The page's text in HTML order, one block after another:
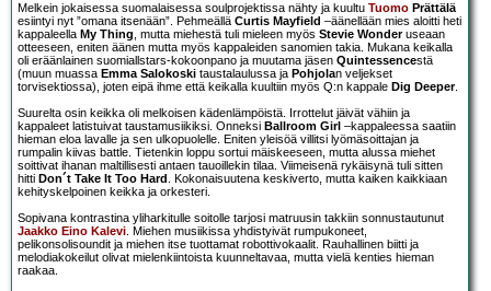
Melkein jokaisessa suomalaisessa soulprojektissa nähty ja kuultu Tuomo Prättälä
esiintyi nyt ”omana itsenään”. Pehmeällä Curtis Mayfield –äänellään mies aloitti heti
kappaleella My Thing, mutta miehestä tuli mieleen myös Stevie Wonderuseaan
otteeseen, eniten äänen mutta myös kappaleiden sanomien takia. Mukana keikalla
oli eräänlainen suomiallstars-kokoonpano ja muutama jäsen Quintessencestä
(muun muassa Emma Salokoski taustalaulussa ja Pohjolan veljekset
torvisektiossa), joten eipä ihme että keikalla kuultiin myös Q:n kappale Dig Deeper.
Suurelta osin keikka oli melkoisen kädenlämpöistä. Irrottelut jäivät vähiin ja
kappaleet latistuivat taustamusiikiksi. Onneksi Ballroom Girl –kappaleessa saatiin
hieman eloa lavalle ja sen ulkopuolelle. Eniten yleisöä villitsi lyömäsoittajan ja
rumpalin kiivas battle. Tietenkin loppu sortui mäiskeeseen, mutta alussa miehet
soittivat ihanan maltillisesti antaen tauoillekin tilaa. Viimeisenä rykäisynä tuli sitten
hitti Don´t Take It Too Hard . Kokonaisuutena keskiverto, mutta kaiken kaikkiaan
kehityskelpoinen keikka ja orkesteri.
Sopivana kontrastina yliharkitulle soitolle tarjosi matruusin takkiin sonnustautunut
Jaakko Eino Kalevi. Miehen musiikissa yhdistyivät rumpukoneet,
pelikonsolisoundit ja miehen itse tuottamat robottivokaalit. Rauhallinen biitti ja
melodiakokeilut olivat mielenkiintoista kuunneltavaa, mutta vielä kenties hieman
raakaa.